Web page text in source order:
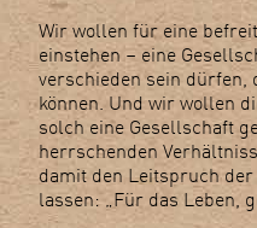
Wir wollen für eine
einstehen – eine
verschieden sein dürfen,
können. Und wir wollen
solch eine Gesellschaft
herrschenden
damit den Leitspruch
lassen: „Für das Leben,